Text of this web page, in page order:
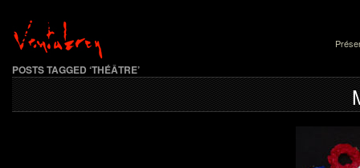
POSTS TAGGED ‘THÉÂTRE’